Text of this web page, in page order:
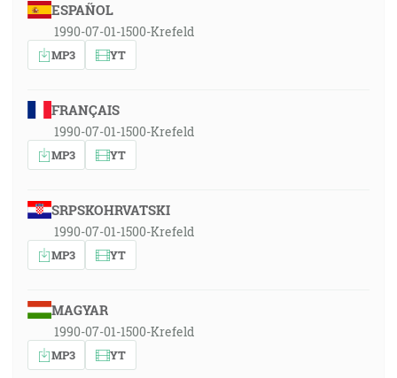
ESPAÑOL
1990-07-01-1500-Krefeld
MP3 YT
FRANÇAIS
1990-07-01-1500-Krefeld
MP3 YT
SRPSKOHRVATSKI
1990-07-01-1500-Krefeld
MP3 YT
MAGYAR
1990-07-01-1500-Krefeld
MP3 YT